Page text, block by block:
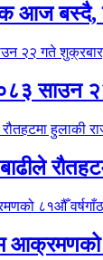
आज बस्दै,
साउन